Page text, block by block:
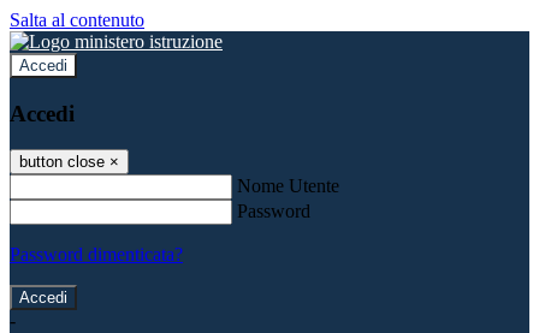
Salta al contenuto
Accedi
Accedi
button close ×
Nome Utente
Password
Password dimenticata?
-